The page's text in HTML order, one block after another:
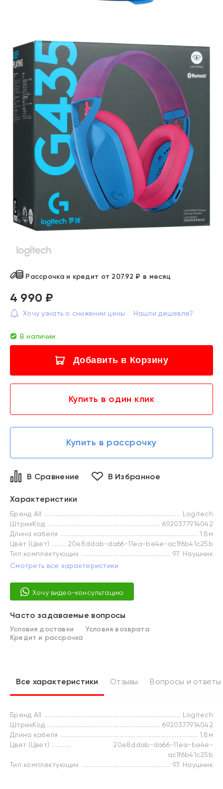
Рассрочка и кредит от 207.92 ₽ в месяц
4 990 ₽
Хочу узнать о снижении цены Нашли дешевле?
В наличии
Добавить в Корзину
Купить в один клик
Купить в рассрочку
В Сравнение В Избранное
Характеристики
Бренд All
Logitech
ШтрихКод
6920377914042
Длина кабеля
1.8м
Цвет (Цвет)
20e8ddab-da66-11ea-be4e-ac1f6b41c25b
Тип комплектующих
97. Наушник
Смотреть все характеристики
Хочу видео-консультацию
Часто задаваемые вопросы
Условия доставки
Условия возврата
Кредит и рассрочка
Все характеристики Отзывы Вопросы и ответы
Бренд All
Logitech
ШтрихКод
6920377914042
Длина кабеля
1.8м
Цвет (Цвет)
20e8ddab-da66-11ea-be4e-
ac1f6b41c25b
Тип комплектующих
97. Наушник